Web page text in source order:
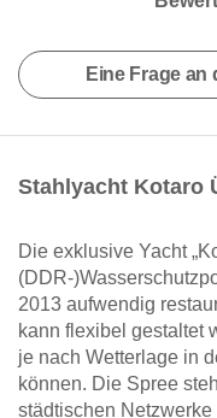
Eine Frage an
Stahlyacht Kotaro
Die exklusive Yacht
(DDR-
2013 aufwendig
kann flexibel gestaltet
je nach Wetterlage in
können. Die Spree
städtischen